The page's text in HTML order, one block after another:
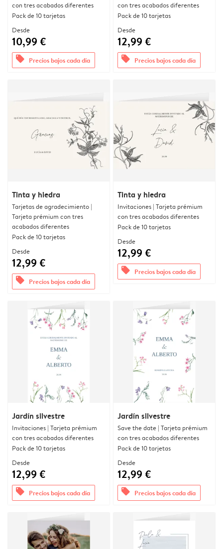
con tres acabados diferentes
Pack de 10 tarjetas
Desde
10,99 €
offers Precios bajos cada día
con tres acabados diferentes
Pack de 10 tarjetas
Desde
12,99 €
offers Precios bajos cada día
Tinta y hiedra
Tarjetas de agradecimiento |
Tarjeta prémium con tres
acabados diferentes
Pack de 10 tarjetas
Desde
12,99 €
offers Precios bajos cada día
Tinta y hiedra
Invitaciones | Tarjeta prémium
con tres acabados diferentes
Pack de 10 tarjetas
Desde
12,99 €
offers Precios bajos cada día
Jardín silvestre
Invitaciones | Tarjeta prémium
con tres acabados diferentes
Pack de 10 tarjetas
Desde
12,99 €
offers Precios bajos cada día
Jardín silvestre
Save the date | Tarjeta prémium
con tres acabados diferentes
Pack de 10 tarjetas
Desde
12,99 €
offers Precios bajos cada día